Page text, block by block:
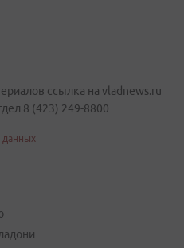
ссылка на vladnews.ru
8 (423) 249-8800
данных